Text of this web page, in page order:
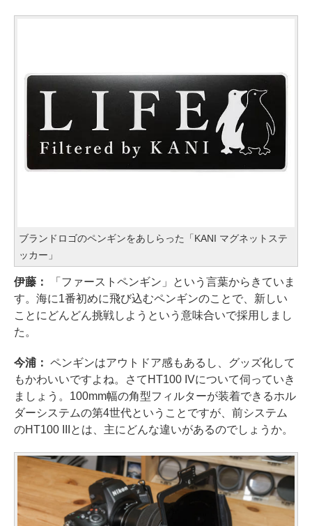
ブランドロゴのペンギンをあしらった「KANI マグネットステ
ッカー」
伊藤：
「ファーストペンギン」という言葉からきていま
す。海に1番初めに飛び込むペンギンのことで、新しい
ことにどんどん挑戦しようという意味合いで採用しまし
た。
今浦： ペンギンはアウトドア感もあるし、グッズ化して
もかわいいですよね。さてHT100 IVについて伺っていき
ましょう。100mm幅の角型フィルターが装着できるホル
ダーシステムの第4世代ということですが、前システム
のHT100 IIIとは、主にどんな違いがあるのでしょうか。